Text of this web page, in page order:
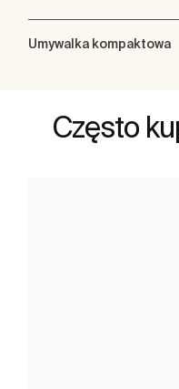
Umywalka kompaktowa
Często